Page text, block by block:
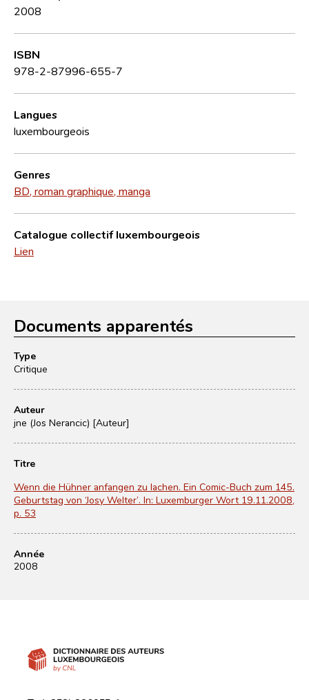
2008
ISBN
978-2-87996-655-7
Langues
luxembourgeois
Genres
BD, roman graphique, manga
Catalogue collectif luxembourgeois
Lien
Documents apparentés
Type
Critique
Auteur
jne (Jos Nerancic) [Auteur]
Titre
Wenn die Hühner anfangen zu lachen. Ein Comic-Buch zum 145.
Geburtstag von ‘Josy Welter’. In: Luxemburger Wort 19.11.2008,
p. 53
Année
2008